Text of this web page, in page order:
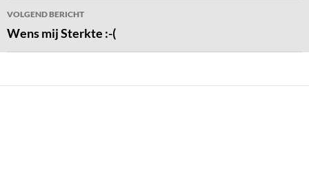
VOLGEND BERICHT
Wens mij Sterkte :-(